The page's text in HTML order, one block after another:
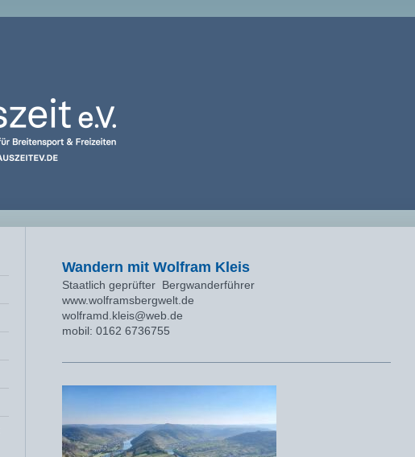
Wandern mit Wolfram Kleis
Staatlich geprüfter Bergwanderführer
www.wolframsbergwelt.de
wolframd.kleis@web.de
mobil: 0162 6736755